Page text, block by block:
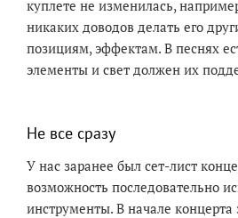
куплете не изменилась,
никаких доводов делать его
позициям, эффектам. В песнях
элементы и свет должен их
Не все сразу
У нас заранее был сет-лист
возможность последовательно
инструменты. В начале концерта